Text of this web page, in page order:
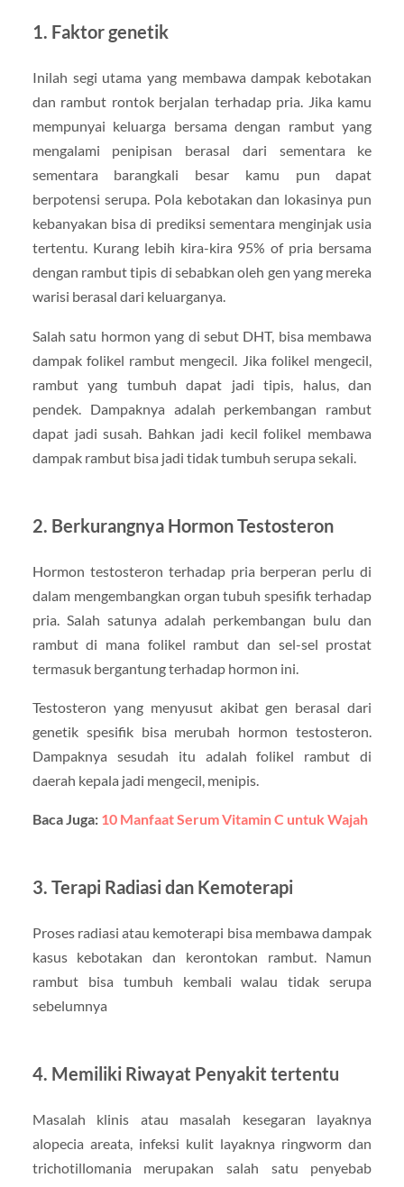
1. Faktor genetik
Inilah segi utama yang membawa dampak kebotakan
dan rambut rontok berjalan terhadap pria. Jika kamu
mempunyai keluarga bersama dengan rambut yang
mengalami penipisan berasal dari sementara ke
sementara barangkali besar kamu pun dapat
berpotensi serupa. Pola kebotakan dan lokasinya pun
kebanyakan bisa di prediksi sementara menginjak usia
tertentu. Kurang lebih kira-kira 95% of pria bersama
dengan rambut tipis di sebabkan oleh gen yang mereka
warisi berasal dari keluarganya.
Salah satu hormon yang di sebut DHT, bisa membawa
dampak folikel rambut mengecil. Jika folikel mengecil,
rambut yang tumbuh dapat jadi tipis, halus, dan
pendek. Dampaknya adalah perkembangan rambut
dapat jadi susah. Bahkan jadi kecil folikel membawa
dampak rambut bisa jadi tidak tumbuh serupa sekali.
2. Berkurangnya Hormon Testosteron
Hormon testosteron terhadap pria berperan perlu di
dalam mengembangkan organ tubuh spesifik terhadap
pria. Salah satunya adalah perkembangan bulu dan
rambut di mana folikel rambut dan sel-sel prostat
termasuk bergantung terhadap hormon ini.
Testosteron yang menyusut akibat gen berasal dari
genetik spesifik bisa merubah hormon testosteron.
Dampaknya sesudah itu adalah folikel rambut di
daerah kepala jadi mengecil, menipis.
Baca Juga: 10 Manfaat Serum Vitamin C untuk Wajah
3. Terapi Radiasi dan Kemoterapi
Proses radiasi atau kemoterapi bisa membawa dampak
kasus kebotakan dan kerontokan rambut. Namun
rambut bisa tumbuh kembali walau tidak serupa
sebelumnya
4. Memiliki Riwayat Penyakit tertentu
Masalah klinis atau masalah kesegaran layaknya
alopecia areata, infeksi kulit layaknya ringworm dan
trichotillomania merupakan salah satu penyebab